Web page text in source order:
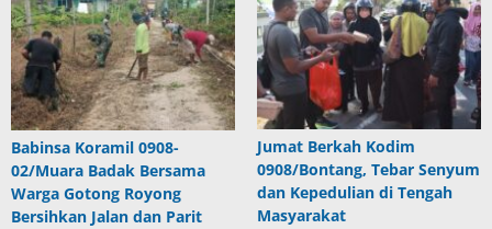
Babinsa Koramil 0908-
02/Muara Badak Bersama
Warga Gotong Royong
Bersihkan Jalan dan Parit
Jumat Berkah Kodim
0908/Bontang, Tebar Senyum
dan Kepedulian di Tengah
Masyarakat